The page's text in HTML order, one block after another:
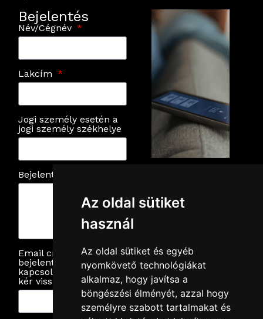
Az oldal sütiket
használ
Az oldal sütiket és egyéb
nyomkövető technológiákat
alkalmaz, hogy javítsa a
böngészési élményét, azzal hogy
személyre szabott tartalmakat és
Bejelentés
Név/Cégnév
Lakcím
Jogi személy esetén a
jogi személy székhelye
Bejelentés leírása
Email cím (ha
bejelentésével
kapcsolatban emailen
kér visszajelzést)